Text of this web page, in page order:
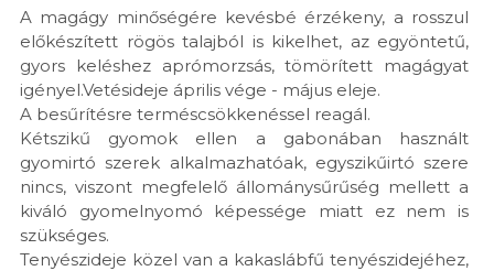
A magágy minőségére kevésbé érzékeny, a rosszul
előkészített rögös talajból is kikelhet, az egyöntetű,
gyors keléshez aprómorzsás, tömörített magágyat
igényel.Vetésideje április vége - május eleje.
A besűrítésre terméscsökkenéssel reagál.
Kétszikű gyomok ellen a gabonában használt
gyomirtó szerek alkalmazhatóak, egyszikűirtó szere
nincs, viszont megfelelő állománysűrűség mellett a
kiváló gyomelnyomó képessége miatt ez nem is
szükséges.
Tenyészideje közel van a kakaslábfű tenyészidejéhez,